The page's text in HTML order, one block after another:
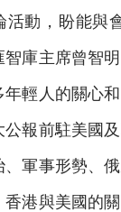
活動，盼能與
智庫主席曾智
年輕人的關心
公報前駐美國
、軍事形勢、
香港與美國的